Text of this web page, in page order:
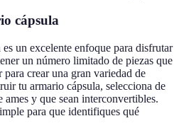
cápsula
un excelente enfoque para disfrutar
un número limitado de piezas que
crear una gran variedad de
tu armario cápsula, selecciona de
ames y que sean interconvertibles.
para que identifiques qué